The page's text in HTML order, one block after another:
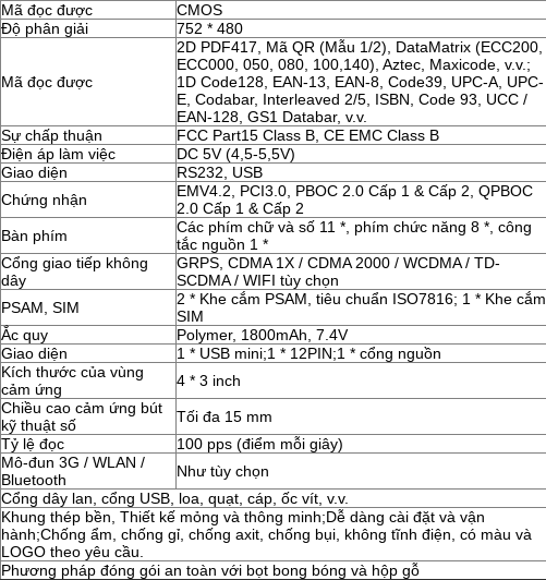
Mã đọc được
CMOS
Độ phân giải
752 * 480
Mã đọc được
2D PDF417, Mã QR (Mẫu 1/2), DataMatrix (ECC200,
ECC000, 050, 080, 100,140), Aztec, Maxicode, v.v.;
1D Code128, EAN-13, EAN-8, Code39, UPC-A, UPC-
E, Codabar, Interleaved 2/5, ISBN, Code 93, UCC /
EAN-128, GS1 Databar, v.v.
Sự chấp thuận
FCC Part15 Class B, CE EMC Class B
Điện áp làm việc
DC 5V (4,5-5,5V)
Giao diện
RS232, USB
Chứng nhận
EMV4.2, PCI3.0, PBOC 2.0 Cấp 1 & Cấp 2, QPBOC
2.0 Cấp 1 & Cấp 2
Bàn phím
Các phím chữ và số 11 *, phím chức năng 8 *, công
tắc nguồn 1 *
Cổng giao tiếp không
dây
GRPS, CDMA 1X / CDMA 2000 / WCDMA / TD-
SCDMA / WIFI tùy chọn
PSAM, SIM
2 * Khe cắm PSAM, tiêu chuẩn ISO7816; 1 * Khe cắm
SIM
Ắc quy
Polymer, 1800mAh, 7.4V
Giao diện
1 * USB mini;1 * 12PIN;1 * cổng nguồn
Kích thước của vùng
cảm ứng
4 * 3 inch
Chiều cao cảm ứng bút
kỹ thuật số
Tối đa 15 mm
Tỷ lệ đọc
100 pps (điểm mỗi giây)
Mô-đun 3G / WLAN /
Bluetooth
Như tùy chọn
Cổng dây lan, cổng USB, loa, quạt, cáp, ốc vít, v.v.
Khung thép bền, Thiết kế mỏng và thông minh;Dễ dàng cài đặt và vận
hành;Chống ẩm, chống gỉ, chống axit, chống bụi, không tĩnh điện, có màu và
LOGO theo yêu cầu.
Phương pháp đóng gói an toàn với bọt bong bóng và hộp gỗ